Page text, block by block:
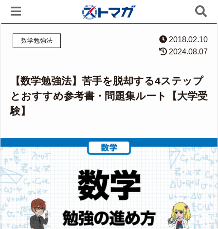
数学勉強法
2018.02.10
2024.08.07
【数学勉強法】苦手を脱却する4ステップ
とおすすめ参考書・問題集ルート【大学受
験】